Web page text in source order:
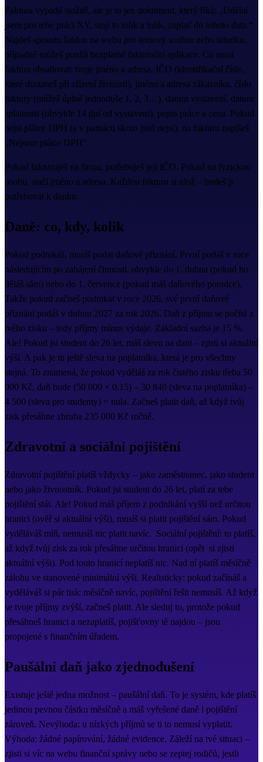
Faktura vypadá složitě, ale je to jen dokument, který říká: „Udělal
jsem pro tebe práci XY, stojí to tolik a tolik, zaplať do tohoto data.“
Najdeš spoustu šablon na webu pro textový soubor nebo tabulku,
případně můžeš použít bezplatné fakturační aplikace. Co musí
faktura obsahovat: tvoje jméno a adresa, IČO (identifikační číslo,
které dostaneš při zřízení živnosti), jméno a adresa zákazníka, číslo
faktury (můžeš úplně jednoduše 1, 2, 3…), datum vystavení, datum
splatnosti (obvykle 14 dní od vystavení), popis práce a cena. Pokud
nejsi plátce DPH (a v patnácti skoro jistě nejsi), na fakturu napíšeš
„Nejsem plátce DPH“.
Pokud fakturuješ na firmu, potřebuješ její IČO. Pokud na fyzickou
osobu, stačí jméno a adresa. Každou fakturu si ulož – budeš ji
potřebovat k daním.
Daně: co, kdy, kolik
Pokud podnikáš, musíš podat daňové přiznání. První podáš v roce
následujícím po zahájení činnosti, obvykle do 1. dubna (pokud ho
děláš sám) nebo do 1. července (pokud máš daňového poradce).
Takže pokud začneš podnikat v roce 2026, své první daňové
přiznání podáš v dubnu 2027 za rok 2026. Daň z příjmu se počítá z
tvého zisku – tedy příjmy mínus výdaje. Základní sazba je 15 %.
Ale! Pokud jsi student do 26 let, máš slevu na dani – zjisti si aktuální
výši. A pak je tu ještě sleva na poplatníka, která je pro všechny
stejná. To znamená, že pokud vyděláš za rok čistého zisku třeba 50
000 Kč, daň bude (50 000 × 0,15) – 30 840 (sleva na poplatníka) –
4 500 (sleva pro studenty) = nula. Začneš platit daň, až když tvůj
zisk přesáhne zhruba 235 000 Kč ročně.
Zdravotní a sociální pojištění
Zdravotní pojištění platíš vždycky – jako zaměstnanec, jako student
nebo jako živnostník. Pokud jsi student do 26 let, platí za tebe
pojištění stát. Ale! Pokud máš příjem z podnikání vyšší než určitou
hranici (ověř si aktuální výši), musíš si platit pojištění sám. Pokud
vyděláváš míň, nemusíš nic platit navíc. Sociální pojištění: to platíš,
až když tvůj zisk za rok přesáhne určitou hranici (opět si zjisti
aktuální výši). Pod touto hranicí neplatíš nic. Nad ní platíš měsíčně
zálohu ve stanovené minimální výši. Realisticky: pokud začínáš a
vyděláváš si pár tisíc měsíčně navíc, pojištění řešit nemusíš. Až když
se tvoje příjmy zvýší, začneš platit. Ale sleduj to, protože pokud
přesáhneš hranici a nezaplatíš, pojišťovny tě najdou – jsou
propojené s finančním úřadem.
Paušální daň jako zjednodušení
Existuje ještě jedna možnost – paušální daň. To je systém, kde platíš
jedinou pevnou částku měsíčně a máš vyřešené daně i pojištění
zároveň. Nevýhoda: u nízkých příjmů se ti to nemusí vyplatit.
Výhoda: žádné papírování, žádné evidence. Záleží na tvé situaci –
zjisti si víc na webu finanční správy nebo se zeptej rodičů, jestli